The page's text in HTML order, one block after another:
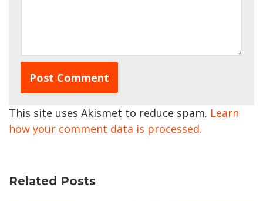
This site uses Akismet to reduce spam. Learn
how your comment data is processed.
Related Posts